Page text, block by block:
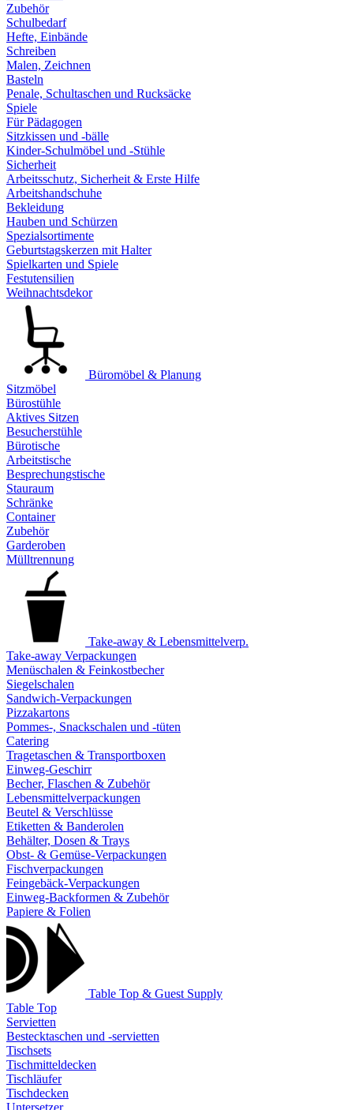
Zubehör
Schulbedarf
Hefte, Einbände
Schreiben
Malen, Zeichnen
Basteln
Penale, Schultaschen und Rucksäcke
Spiele
Für Pädagogen
Sitzkissen und -bälle
Kinder-Schulmöbel und -Stühle
Sicherheit
Arbeitsschutz, Sicherheit & Erste Hilfe
Arbeitshandschuhe
Bekleidung
Hauben und Schürzen
Spezialsortimente
Geburtstagskerzen mit Halter
Spielkarten und Spiele
Festutensilien
Weihnachtsdekor
Büromöbel & Planung
Sitzmöbel
Bürostühle
Aktives Sitzen
Besucherstühle
Bürotische
Arbeitstische
Besprechungstische
Stauraum
Schränke
Container
Zubehör
Garderoben
Mülltrennung
Take-away & Lebensmittelverp.
Take-away Verpackungen
Menüschalen & Feinkostbecher
Siegelschalen
Sandwich-Verpackungen
Pizzakartons
Pommes-, Snackschalen und -tüten
Catering
Tragetaschen & Transportboxen
Einweg-Geschirr
Becher, Flaschen & Zubehör
Lebensmittelverpackungen
Beutel & Verschlüsse
Etiketten & Banderolen
Behälter, Dosen & Trays
Obst- & Gemüse-Verpackungen
Fischverpackungen
Feingebäck-Verpackungen
Einweg-Backformen & Zubehör
Papiere & Folien
Table Top & Guest Supply
Table Top
Servietten
Bestecktaschen und -servietten
Tischsets
Tischmitteldecken
Tischläufer
Tischdecken